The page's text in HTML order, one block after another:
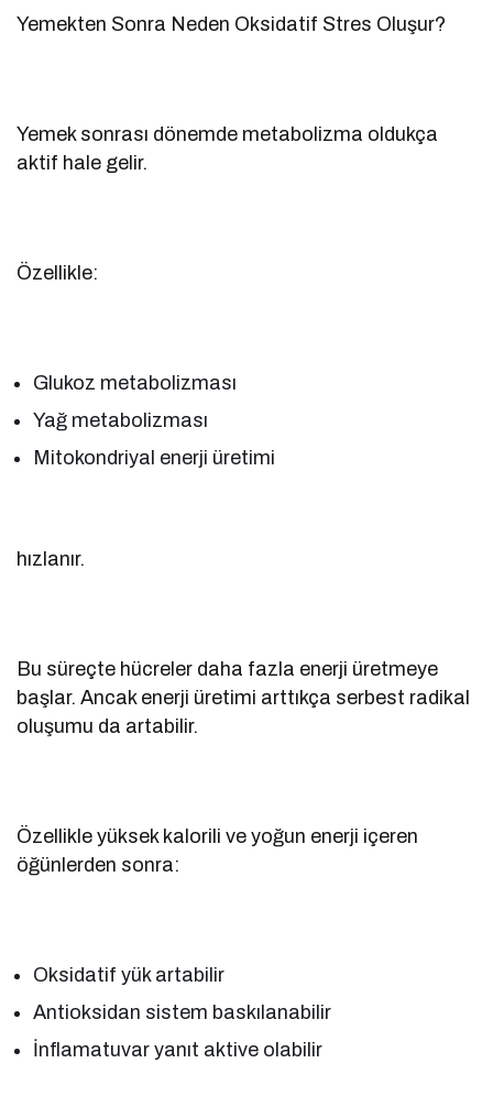
Yemekten Sonra Neden Oksidatif Stres Oluşur?
Yemek sonrası dönemde metabolizma oldukça
aktif hale gelir.
Özellikle:
Glukoz metabolizması
Yağ metabolizması
Mitokondriyal enerji üretimi
hızlanır.
Bu süreçte hücreler daha fazla enerji üretmeye
başlar. Ancak enerji üretimi arttıkça serbest radikal
oluşumu da artabilir.
Özellikle yüksek kalorili ve yoğun enerji içeren
öğünlerden sonra:
Oksidatif yük artabilir
Antioksidan sistem baskılanabilir
İnflamatuvar yanıt aktive olabilir